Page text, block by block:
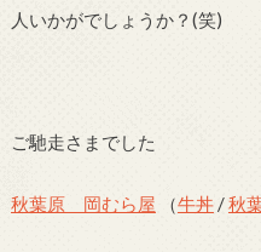
人いかがでしょうか？(笑)
ご馳走さまでした
秋葉原 岡むら屋 （牛丼/秋